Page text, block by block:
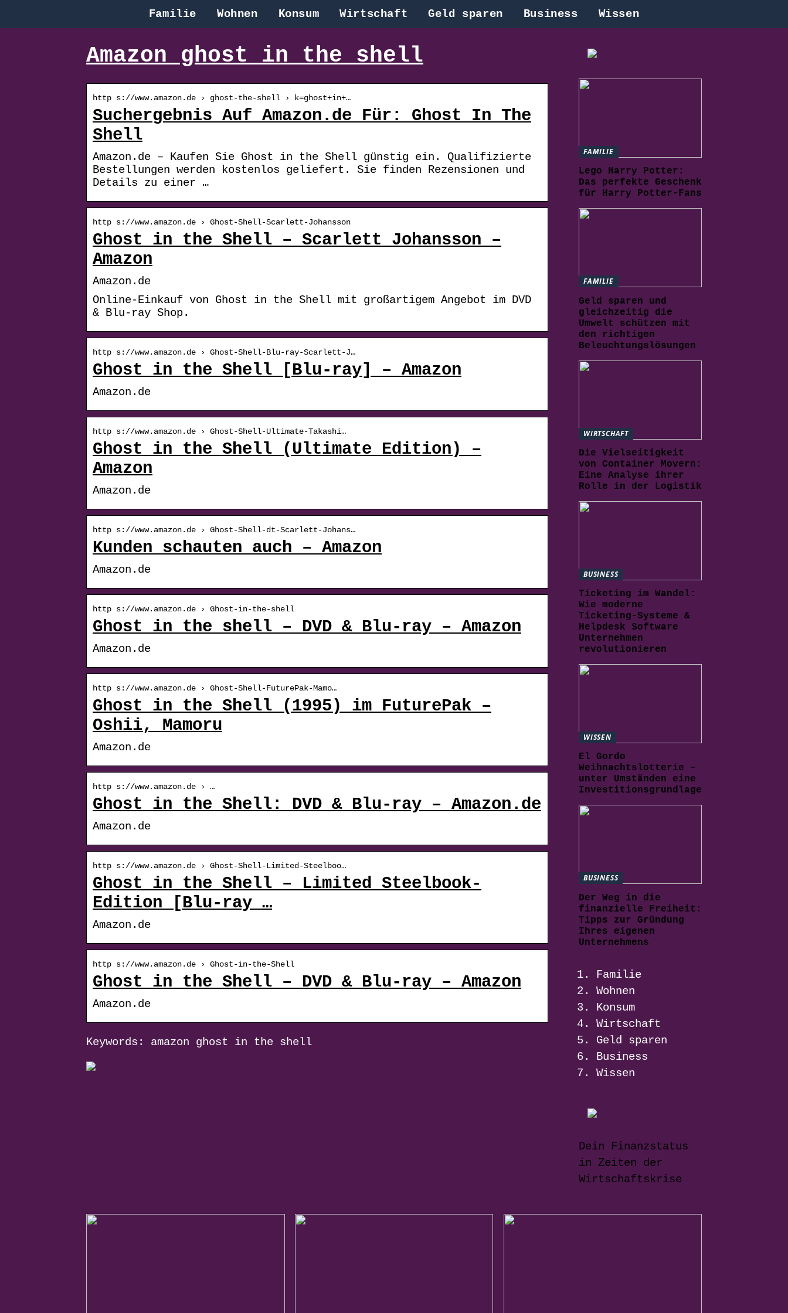
Familie Wohnen Konsum Wirtschaft Geld sparen Business Wissen
Amazon ghost in the shell
http s://www.amazon.de › ghost-the-shell › k=ghost+in+…
Suchergebnis Auf Amazon.de Für: Ghost In The
Shell
Amazon.de – Kaufen Sie Ghost in the Shell günstig ein. Qualifizierte
Bestellungen werden kostenlos geliefert. Sie finden Rezensionen und
Details zu einer …
http s://www.amazon.de › Ghost-Shell-Scarlett-Johansson
Ghost in the Shell – Scarlett Johansson –
Amazon
Amazon.de
Online-Einkauf von Ghost in the Shell mit großartigem Angebot im DVD
& Blu-ray Shop.
http s://www.amazon.de › Ghost-Shell-Blu-ray-Scarlett-J…
Ghost in the Shell [Blu-ray] – Amazon
Amazon.de
http s://www.amazon.de › Ghost-Shell-Ultimate-Takashi…
Ghost in the Shell (Ultimate Edition) –
Amazon
Amazon.de
http s://www.amazon.de › Ghost-Shell-dt-Scarlett-Johans…
Kunden schauten auch – Amazon
Amazon.de
http s://www.amazon.de › Ghost-in-the-shell
Ghost in the shell – DVD & Blu-ray – Amazon
Amazon.de
http s://www.amazon.de › Ghost-Shell-FuturePak-Mamo…
Ghost in the Shell (1995) im FuturePak –
Oshii, Mamoru
Amazon.de
http s://www.amazon.de › …
Ghost in the Shell: DVD & Blu-ray – Amazon.de
Amazon.de
http s://www.amazon.de › Ghost-Shell-Limited-Steelboo…
Ghost in the Shell – Limited Steelbook-
Edition [Blu-ray …
Amazon.de
http s://www.amazon.de › Ghost-in-the-Shell
Ghost in the Shell – DVD & Blu-ray – Amazon
Amazon.de
Keywords: amazon ghost in the shell
FAMILIE
Lego Harry Potter:
Das perfekte Geschenk
für Harry Potter-Fans
FAMILIE
Geld sparen und
gleichzeitig die
Umwelt schützen mit
den richtigen
Beleuchtungslösungen
WIRTSCHAFT
Die Vielseitigkeit
von Container Movern:
Eine Analyse ihrer
Rolle in der Logistik
BUSINESS
Ticketing im Wandel:
Wie moderne
Ticketing-Systeme &
Helpdesk Software
Unternehmen
revolutionieren
WISSEN
El Gordo
Weihnachtslotterie –
unter Umständen eine
Investitionsgrundlage
BUSINESS
Der Weg in die
finanzielle Freiheit:
Tipps zur Gründung
Ihres eigenen
Unternehmens
Familie
Wohnen
Konsum
Wirtschaft
Geld sparen
Business
Wissen
Dein Finanzstatus
in Zeiten der
Wirtschaftskrise